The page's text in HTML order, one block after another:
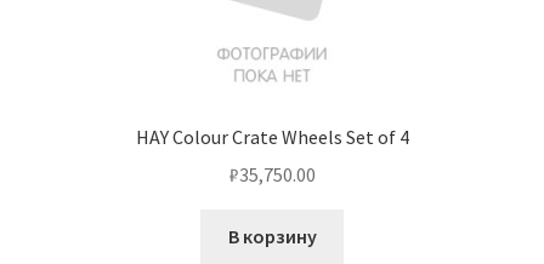
HAY Colour Crate Wheels Set of 4
₽35,750.00
В корзину